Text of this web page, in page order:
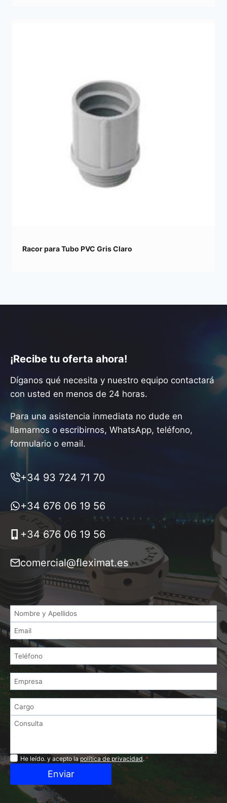
Racor para Tubo PVC Gris Claro
¡Recibe tu oferta ahora!
Díganos qué necesita y nuestro equipo contactará
con usted en menos de 24 horas.
Para una asistencia inmediata no dude en
llamarnos o escribirnos, WhatsApp, teléfono,
formulario o email.
+34 93 724 71 70
+34 676 06 19 56
+34 676 06 19 56
comercial@fleximat.es
Privacidad
He leído. y acepto lapolítica de privacidad. *
Enviar